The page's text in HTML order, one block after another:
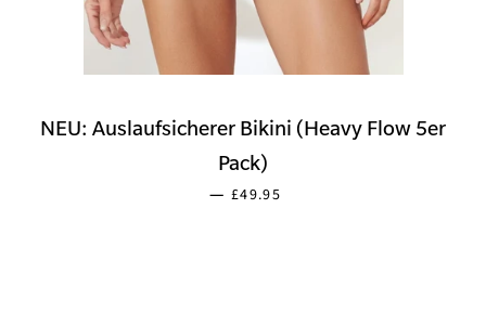
NEU: Auslaufsicherer Bikini (Heavy Flow 5er
Pack)
— SONDERPREIS
£49.95